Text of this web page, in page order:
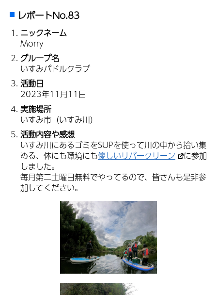
レポートNo.83
ニックネーム
Morry
グループ名
いすみパドルクラブ
活動日
2023年11月11日
実施場所
いすみ市（いすみ川）
活動内容や感想
いすみ川にあるゴミをSUPを使って川の中から拾い集
める、体にも環境にも優しいリバークリーン
に参加
しました。
毎月第二土曜日無料でやってるので、皆さんも是非参
加してください。